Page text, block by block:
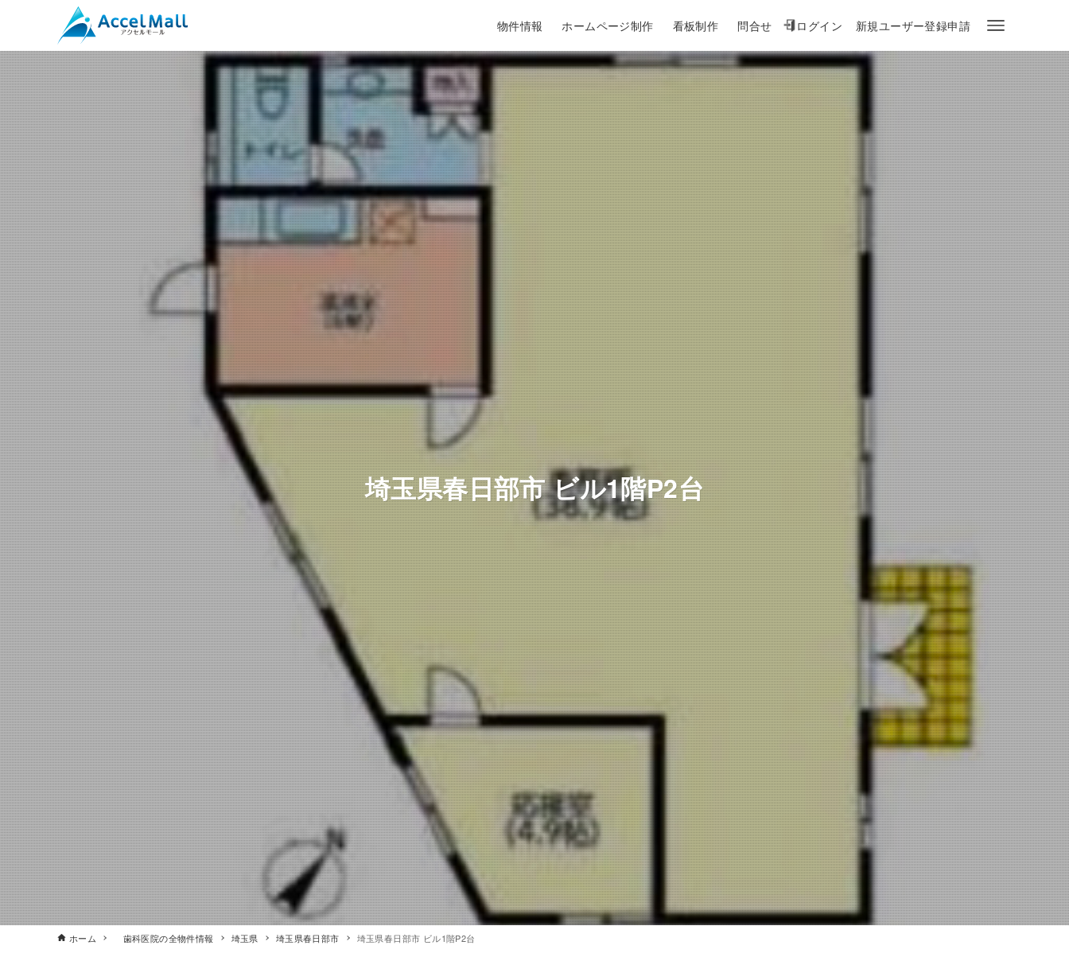
物件情報 ホームページ制作 看板制作 問合せ ログイン 新規ユーザー登録申請
埼玉県春日部市 ビル1階P2台
ホーム 歯科医院の全物件情報 埼玉県 埼玉県春日部市 埼玉県春日部市 ビル1階P2台